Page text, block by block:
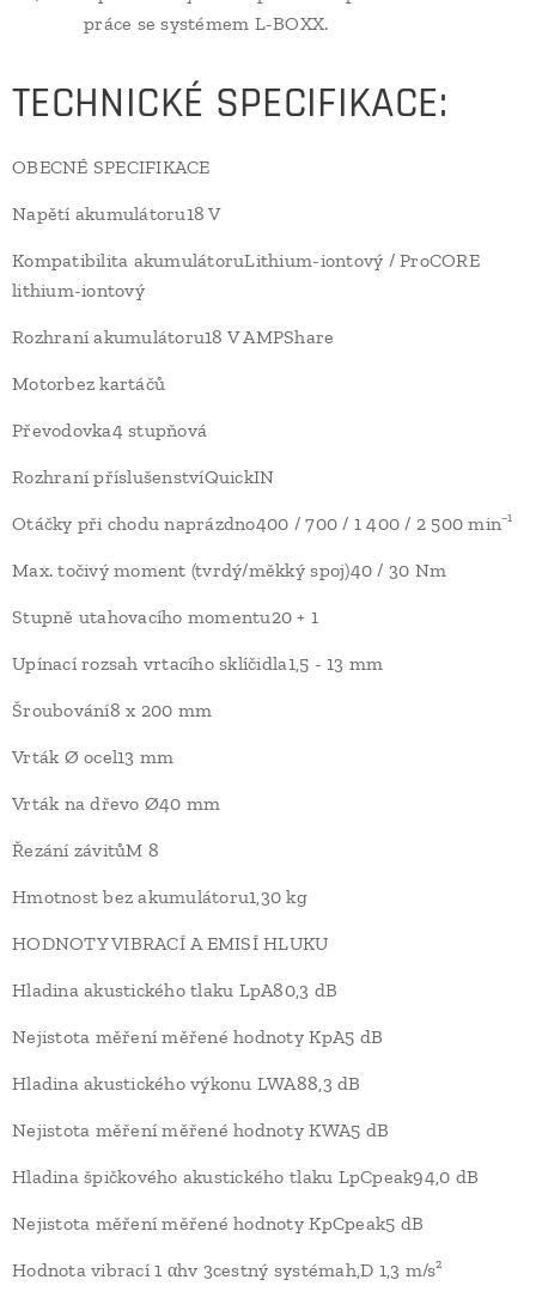
práce se systémem L-BOXX.
TECHNICKÉ SPECIFIKACE:
OBECNÉ SPECIFIKACE
Napětí akumulátoru18 V
Kompatibilita akumulátoruLithium-iontový / ProCORE
lithium-iontový
Rozhraní akumulátoru18 V AMPShare
Motorbez kartáčů
Převodovka4 stupňová
Rozhraní příslušenstvíQuickIN
Otáčky při chodu naprázdno400 / 700 / 1 400 / 2 500 min⁻¹
Max. točivý moment (tvrdý/měkký spoj)40 / 30 Nm
Stupně utahovacího momentu20 + 1
Upínací rozsah vrtacího sklíčidla1,5 - 13 mm
Šroubování8 x 200 mm
Vrták Ø ocel13 mm
Vrták na dřevo Ø40 mm
Řezání závitůM 8
Hmotnost bez akumulátoru1,30 kg
HODNOTY VIBRACÍ A EMISÍ HLUKU
Hladina akustického tlaku LpA80,3 dB
Nejistota měření měřené hodnoty KpA5 dB
Hladina akustického výkonu LWA88,3 dB
Nejistota měření měřené hodnoty KWA5 dB
Hladina špičkového akustického tlaku LpCpeak94,0 dB
Nejistota měření měřené hodnoty KpCpeak5 dB
Hodnota vibrací 1 αhv 3cestný systémah,D 1,3 m/s²